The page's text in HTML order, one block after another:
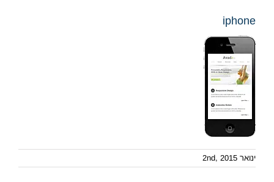
iphone
ינואר 2nd, 2015